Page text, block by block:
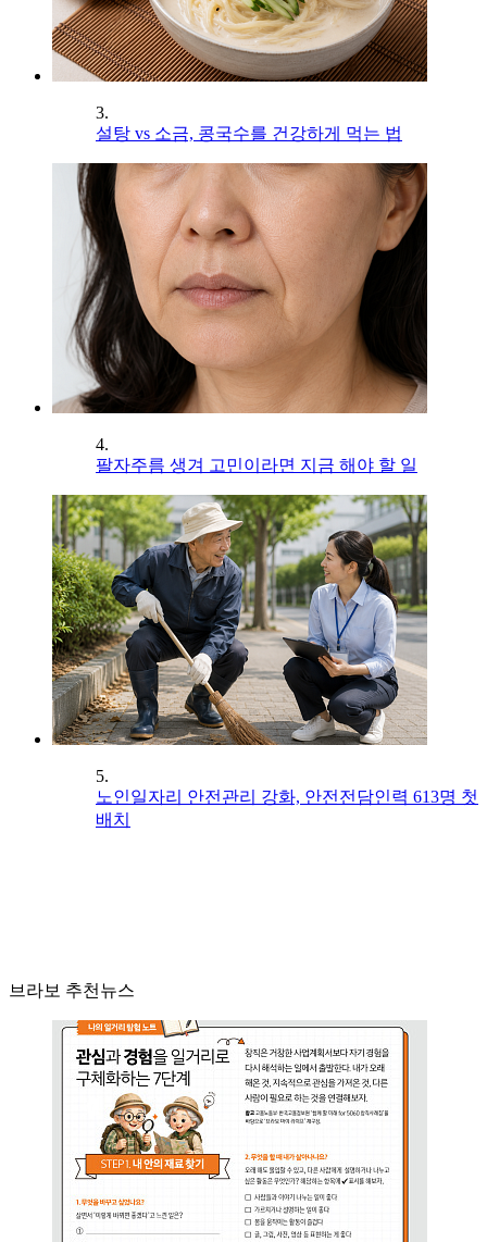
3.
설탕 vs 소금, 콩국수를 건강하게 먹는 법
4.
팔자주름 생겨 고민이라면 지금 해야 할 일
5.
노인일자리 안전관리 강화, 안전전담인력 613명 첫
배치
브라보 추천뉴스